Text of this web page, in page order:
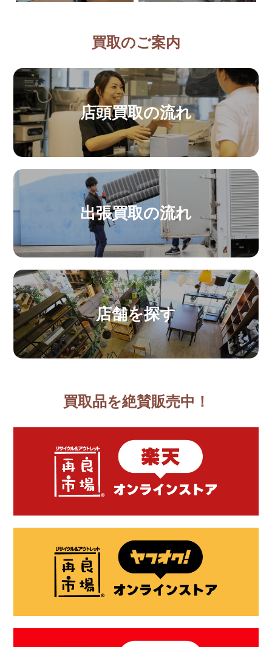
買取のご案内
店頭買取の流れ
出張買取の流れ
店舗を探す
買取品を絶賛販売中！